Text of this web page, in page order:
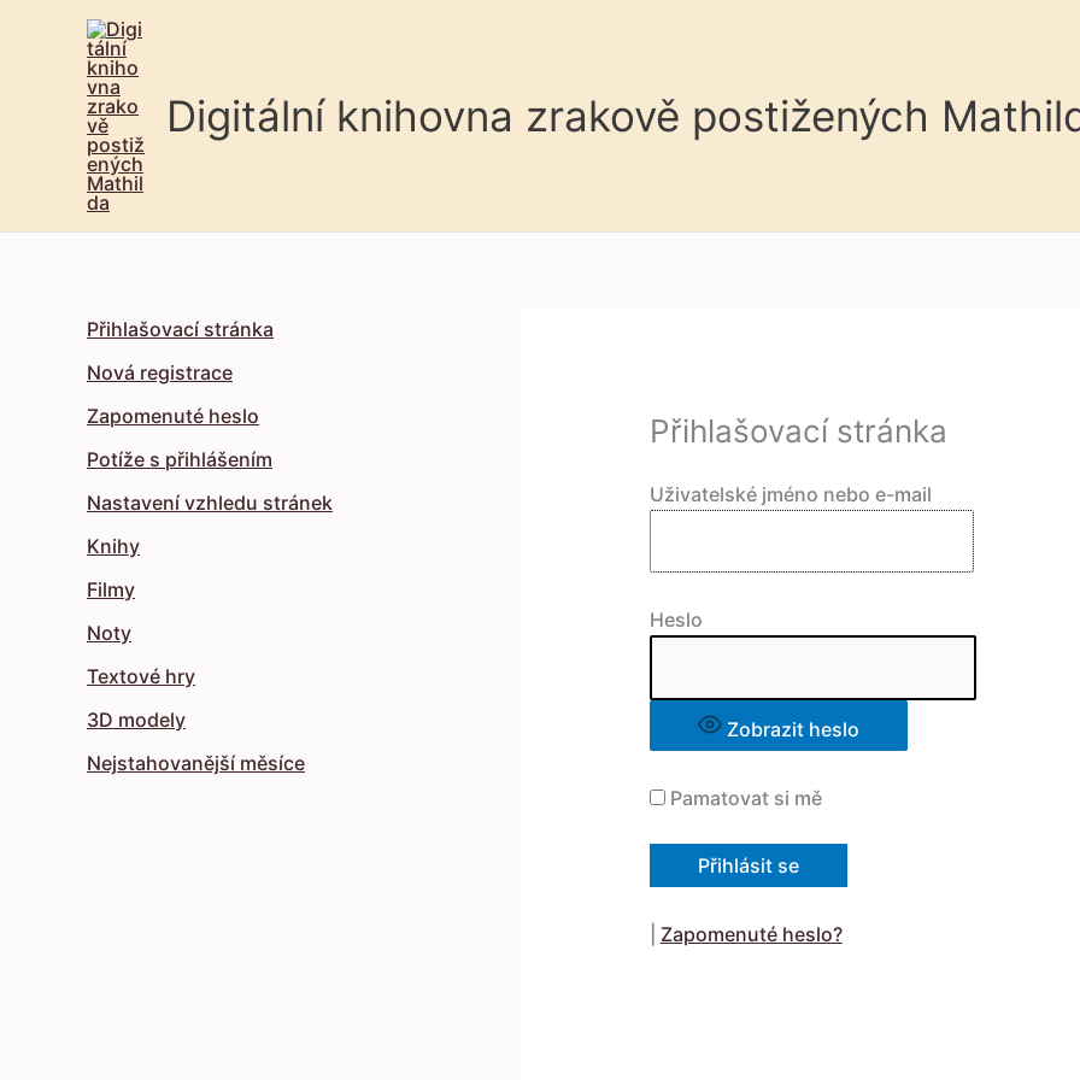
Digitální knihovna zrakově postižených
Přihlašovací stránka
Nová registrace
Zapomenuté heslo
Potíže s přihlášením
Nastavení vzhledu stránek
Knihy
Filmy
Noty
Textové hry
3D modely
Nejstahovanější měsíce
Přihlašovací stránka
Uživatelské jméno nebo e-mail
Heslo
Zobrazit heslo
Pamatovat si mě
Zapomenuté heslo?